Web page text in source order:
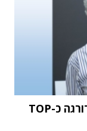
מחקר STKI השנתי: וואן טכנולוגיות דורגה כ-TOP